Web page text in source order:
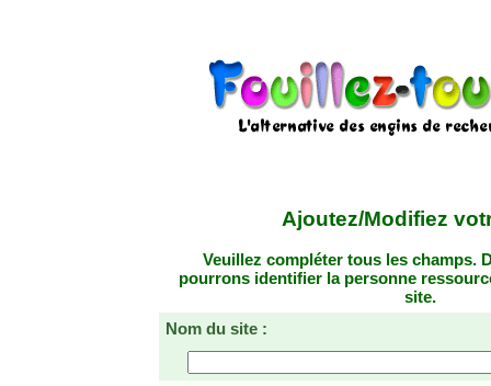
Ajoutez/Modifiez
Veuillez compléter tous les champs.
pourrons identifier la personne
site.
Nom du site :